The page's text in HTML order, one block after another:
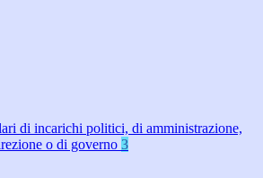
di incarichi politici, di amministrazione,
o di governo 3